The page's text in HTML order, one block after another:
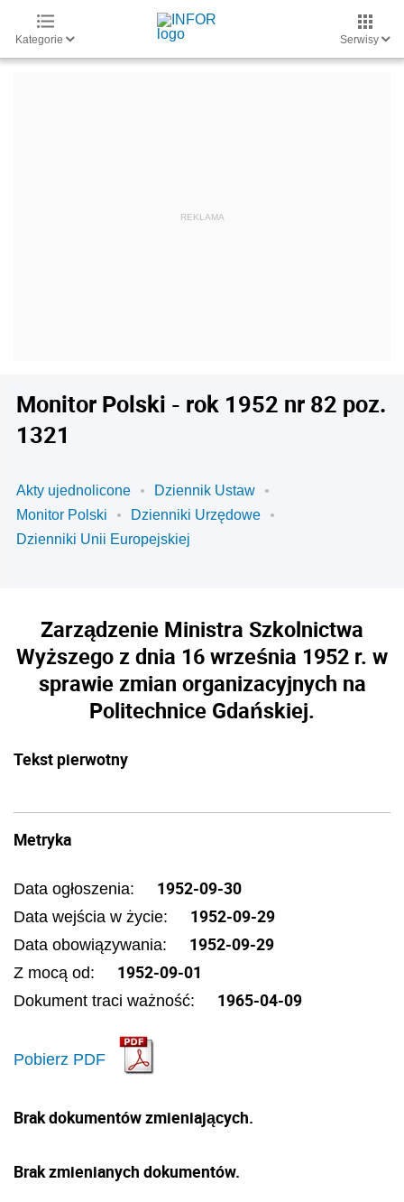
Kategorie Serwisy
Monitor Polski - rok 1952 nr 82 poz.
1321
Akty ujednolicone
Dziennik Ustaw
Monitor Polski
Dzienniki Urzędowe
Dzienniki Unii Europejskiej
Zarządzenie Ministra Szkolnictwa
Wyższego z dnia 16 września 1952 r. w
sprawie zmian organizacyjnych na
Politechnice Gdańskiej.
Tekst pierwotny
Metryka
Data ogłoszenia: 1952-09-30
Data wejścia w życie: 1952-09-29
Data obowiązywania: 1952-09-29
Z mocą od: 1952-09-01
Dokument traci ważność: 1965-04-09
Pobierz PDF
Brak dokumentów zmieniających.
Brak zmienianych dokumentów.